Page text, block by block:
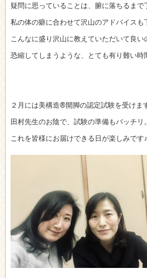
疑問に思っていることは、腑に落ちるまで
私の体の癖に合わせて沢山のアドバイスも
こんなに盛り沢山に教えていただいて良い
恐縮してしまうような、とても有り難い時
２月には美構造®開脚の認定試験を受けま
田村先生のお陰で、試験の準備もバッチリ。
これを皆様にお届けできる日が楽しみです♪